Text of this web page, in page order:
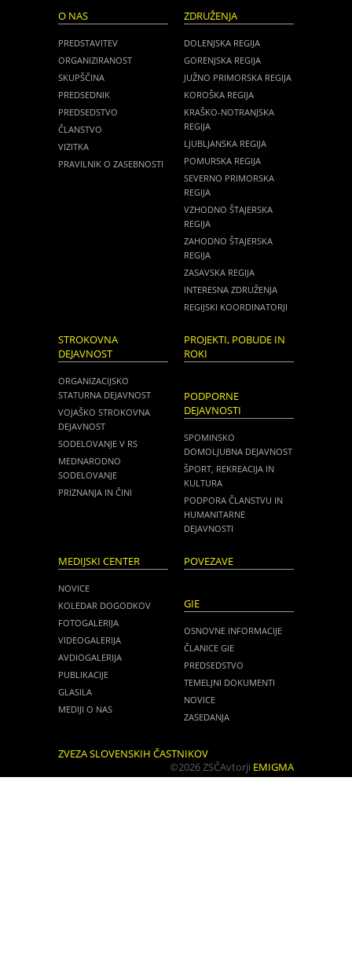
O NAS
PREDSTAVITEV
ORGANIZIRANOST
SKUPŠČINA
PREDSEDNIK
PREDSEDSTVO
ČLANSTVO
VIZITKA
PRAVILNIK O ZASEBNOSTI
ZDRUŽENJA
DOLENJSKA REGIJA
GORENJSKA REGIJA
JUŽNO PRIMORSKA REGIJA
KOROŠKA REGIJA
KRAŠKO-NOTRANJSKA
REGIJA
LJUBLJANSKA REGIJA
POMURSKA REGIJA
SEVERNO PRIMORSKA
REGIJA
VZHODNO ŠTAJERSKA
REGIJA
ZAHODNO ŠTAJERSKA
REGIJA
ZASAVSKA REGIJA
INTERESNA ZDRUŽENJA
REGIJSKI KOORDINATORJI
STROKOVNA
DEJAVNOST
ORGANIZACIJSKO
STATURNA DEJAVNOST
VOJAŠKO STROKOVNA
DEJAVNOST
SODELOVANJE V RS
MEDNARODNO
SODELOVANJE
PRIZNANJA IN ČINI
PROJEKTI, POBUDE IN
ROKI
PODPORNE
DEJAVNOSTI
SPOMINSKO
DOMOLJUBNA DEJAVNOST
ŠPORT, REKREACIJA IN
KULTURA
PODPORA ČLANSTVU IN
HUMANITARNE
DEJAVNOSTI
MEDIJSKI CENTER
NOVICE
KOLEDAR DOGODKOV
FOTOGALERIJA
VIDEOGALERIJA
AVDIOGALERIJA
PUBLIKACIJE
GLASILA
MEDIJI O NAS
POVEZAVE
GIE
OSNOVNE INFORMACIJE
ČLANICE GIE
PREDSEDSTVO
TEMELJNI DOKUMENTI
NOVICE
ZASEDANJA
ZVEZA SLOVENSKIH ČASTNIKOV
©2026 ZSČAvtorji EMIGMA